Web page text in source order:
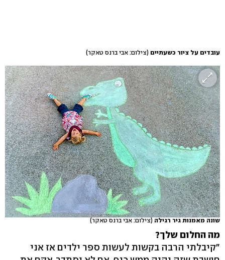
עובדים על ציור כשעתיים (צילום: אבי ברנס טאקר)
שונה מאמנות גיר רגילה (צילום: אבי ברנס טאקר)
מה החלום שלך?
"קיבלתי הרבה בקשות לעשות ספר ילדים אז אני